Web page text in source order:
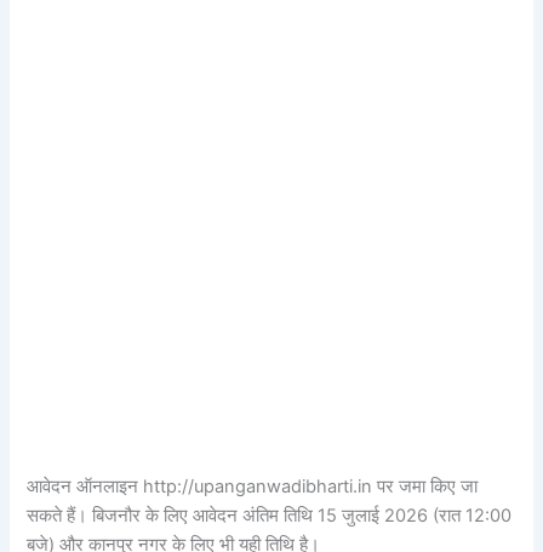
आवेदन ऑनलाइन http://upanganwadibharti.in पर जमा किए जा
सकते हैं। बिजनौर के लिए आवेदन अंतिम तिथि 15 जुलाई 2026 (रात 12:00
बजे) और कानपुर नगर के लिए भी यही तिथि है।